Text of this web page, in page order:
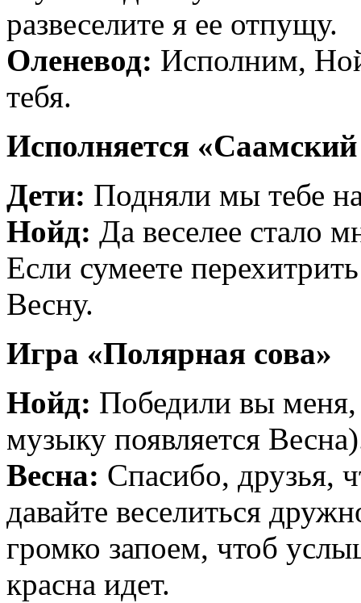
развеселите я ее отпущу.
Оленевод: Исполним,
тебя.
Исполняется «Саамский
Дети: Подняли мы тебе
Нойд: Да веселее стало
Если сумеете
Весну.
Игра «Полярная сова»
Нойд: Победили вы меня,
музыку появляется
Весна: Спасибо, друзья,
давайте веселиться
громко запоем, чтоб
красна идет.